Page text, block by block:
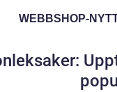
WEBBSHOP-